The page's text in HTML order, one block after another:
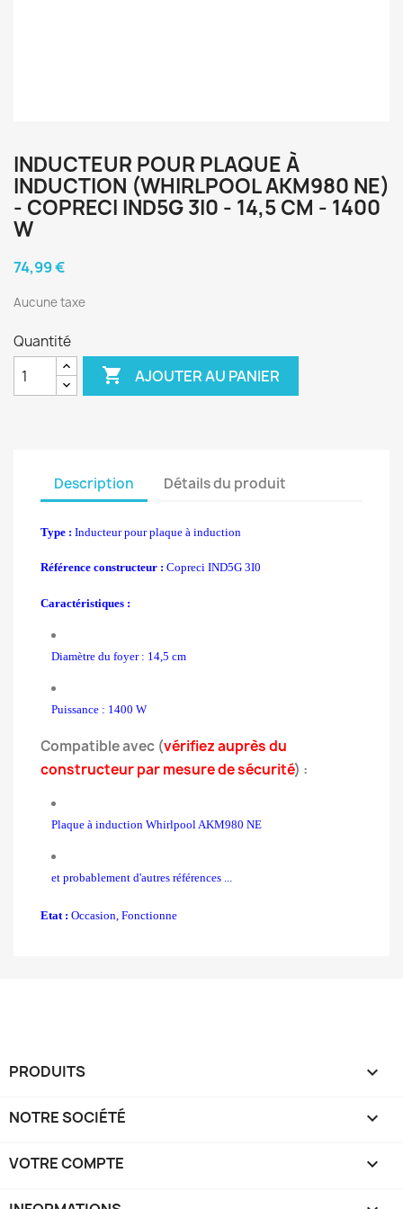
INDUCTEUR POUR PLAQUE À
INDUCTION (WHIRLPOOL AKM980 NE)
- COPRECI IND5G 3I0 - 14,5 CM - 1400
W
74,99 €
Aucune taxe
Quantité
 AJOUTER AU PANIER
Description Détails du produit
Type : Inducteur pour plaque à induction
Référence constructeur : Copreci IND5G 3I0
Caractéristiques :
Diamètre du foyer : 14,5 cm
Puissance : 1400 W
Compatible avec (vérifiez auprès du
constructeur par mesure de sécurité) :
Plaque à induction Whirlpool AKM980 NE
et probablement d'autres références ...
Etat : Occasion, Fonctionne
PRODUITS 
NOTRE SOCIÉTÉ 
VOTRE COMPTE 